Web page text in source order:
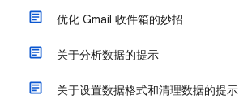
优化 Gmail 收件箱的妙招
关于分析数据的提示
关于设置数据格式和清理数据的提示